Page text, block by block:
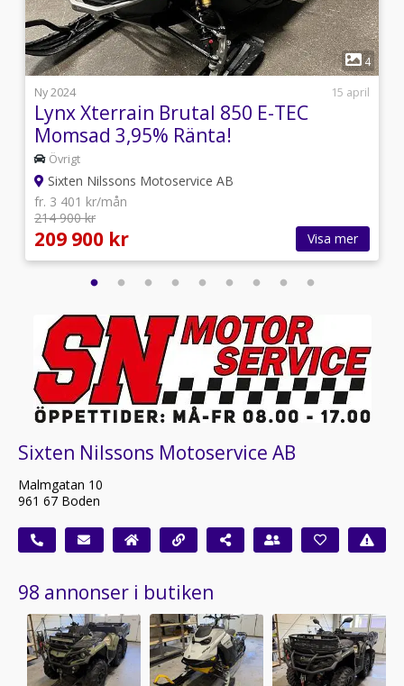
1
4
Ny 2024
15 april
Lynx Xterrain Brutal 850 E-TEC
Momsad 3,95% Ränta!
Övrigt
Sixten Nilssons Motoservice AB
fr. 3 401 kr/mån
214 900 kr
209 900 kr Visa mer
Sixten Nilssons Motoservice AB
Malmgatan 10
961 67 Boden
98 annonser i butiken